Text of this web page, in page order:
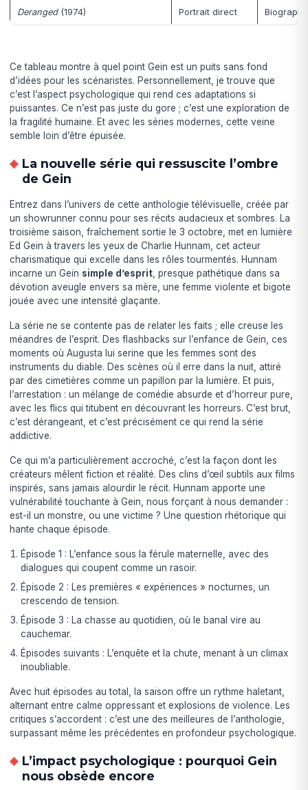
Deranged(1974) Portrait direct
Ce tableau montre à quel point Gein est un puits sans fond
d’idées pour les scénaristes. Personnellement, je trouve que
c’est l’aspect psychologique qui rend ces adaptations si
puissantes. Ce n’est pas juste du gore ; c’est une exploration de
la fragilité humaine. Et avec les séries modernes, cette veine
semble loin d’être épuisée.
La nouvelle série qui ressuscite l’ombre
de Gein
Entrez dans l’univers de cette anthologie télévisuelle, créée par
un showrunner connu pour ses récits audacieux et sombres. La
troisième saison, fraîchement sortie le 3 octobre, met en lumière
Ed Gein à travers les yeux de Charlie Hunnam, cet acteur
charismatique qui excelle dans les rôles tourmentés. Hunnam
incarne un Gein simple d’esprit , presque pathétique dans sa
dévotion aveugle envers sa mère, une femme violente et bigote
jouée avec une intensité glaçante.
La série ne se contente pas de relater les faits ; elle creuse les
méandres de l’esprit. Des flashbacks sur l’enfance de Gein, ces
moments où Augusta lui serine que les femmes sont des
instruments du diable. Des scènes où il erre dans la nuit, attiré
par des cimetières comme un papillon par la lumière. Et puis,
l’arrestation : un mélange de comédie absurde et d’horreur pure,
avec les flics qui titubent en découvrant les horreurs. C’est brut,
c’est dérangeant, et c’est précisément ce qui rend la série
addictive.
Ce qui m’a particulièrement accroché, c’est la façon dont les
créateurs mêlent fiction et réalité. Des clins d’œil subtils aux films
inspirés, sans jamais alourdir le récit. Hunnam apporte une
vulnérabilité touchante à Gein, nous forçant à nous demander :
est-il un monstre, ou une victime ? Une question rhétorique qui
hante chaque épisode.
Épisode 1 : L’enfance sous la férule maternelle, avec des
dialogues qui coupent comme un rasoir.
Épisode 2 : Les premières « expériences » nocturnes, un
crescendo de tension.
Épisode 3 : La chasse au quotidien, où le banal vire au
cauchemar.
Épisodes suivants : L’enquête et la chute, menant à un climax
inoubliable.
Avec huit épisodes au total, la saison offre un rythme haletant,
alternant entre calme oppressant et explosions de violence. Les
critiques s’accordent : c’est une des meilleures de l’anthologie,
surpassant même les précédentes en profondeur psychologique.
L’impact psychologique : pourquoi Gein
nous obsède encore